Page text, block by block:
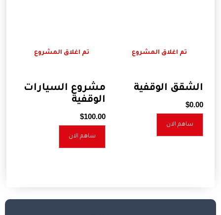
تم اغلاق المشروع
مشروع السيارات
الوقفية
$100.00
ساهم الان
تم اغلاق المشروع
الشقق الوقفية
$0.00
ساهم الان